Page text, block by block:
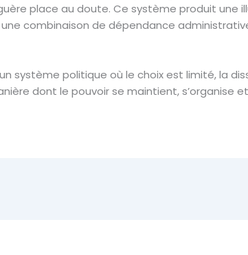
place au doute. Ce système produit une
combinaison de dépendance
système politique où le choix est limité, la
dont le pouvoir se maintient, s’organise